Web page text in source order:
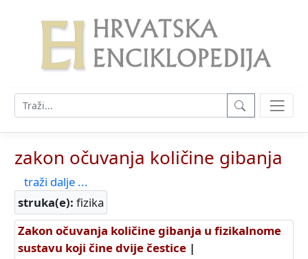
zakon očuvanja količine gibanja
traži dalje ...
struka(e): fizika
Zakon očuvanja količine gibanja u fizikalnome
sustavu koji čine dvije čestice |